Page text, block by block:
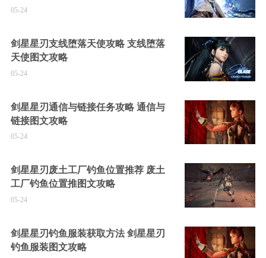
05-24
剑星星刃支线堕落天使攻略 支线堕落
天使图文攻略
05-24
剑星星刃通信与链接任务攻略 通信与
链接图文攻略
05-24
剑星星刃废土工厂钓鱼位置推荐 废土
工厂钓鱼位置推图文攻略
05-24
剑星星刃钓鱼服装获取方法 剑星星刃
钓鱼服装图文攻略